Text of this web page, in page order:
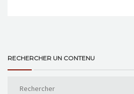
RECHERCHER UN CONTENU